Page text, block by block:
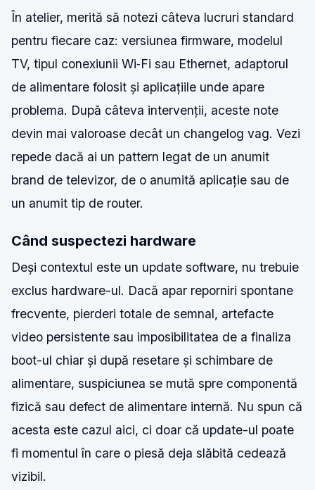
În atelier, merită să notezi câteva lucruri standard
pentru fiecare caz: versiunea firmware, modelul
TV, tipul conexiunii Wi‑Fi sau Ethernet, adaptorul
de alimentare folosit și aplicațiile unde apare
problema. După câteva intervenții, aceste note
devin mai valoroase decât un changelog vag. Vezi
repede dacă ai un pattern legat de un anumit
brand de televizor, de o anumită aplicație sau de
un anumit tip de router.
Când suspectezi hardware
Deși contextul este un update software, nu trebuie
exclus hardware-ul. Dacă apar reporniri spontane
frecvente, pierderi totale de semnal, artefacte
video persistente sau imposibilitatea de a finaliza
boot-ul chiar și după resetare și schimbare de
alimentare, suspiciunea se mută spre componentă
fizică sau defect de alimentare internă. Nu spun că
acesta este cazul aici, ci doar că update-ul poate
fi momentul în care o piesă deja slăbită cedează
vizibil.